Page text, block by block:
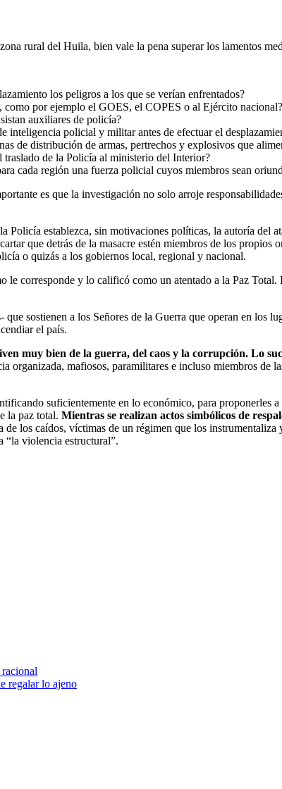
rural del Huila, bien vale la pena superar los lamentos
los peligros a los que se verían enfrentados?
como por ejemplo el GOES, el COPES o al Ejército nacional?
auxiliares de policía?
inteligencia policial y militar antes de efectuar el
de distribución de armas, pertrechos y explosivos que
de la Policía al ministerio del Interior?
cada región una fuerza policial cuyos miembros sean
es que la investigación no solo arroje
Policía establezca, sin motivaciones políticas, la autoría del
que detrás de la masacre estén miembros de los
o quizás a los gobiernos local, regional y nacional.
le corresponde y lo calificó como un atentado a la Paz
que sostienen a los Señores de la Guerra que operan en
el país.
muy bien de la guerra, del caos y la corrupción. Lo
organizada, mafiosos, paramilitares e incluso miembros
suficientemente en lo económico, para
la paz total. Mientras se realizan actos simbólicos de
de los caídos, víctimas de un régimen que los
“la violencia estructural”.
regalar lo ajeno